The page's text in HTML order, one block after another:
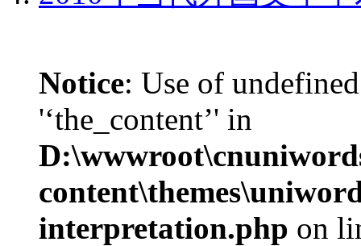
Notice: Use of
'‘the_content’' in
interpretation.php on